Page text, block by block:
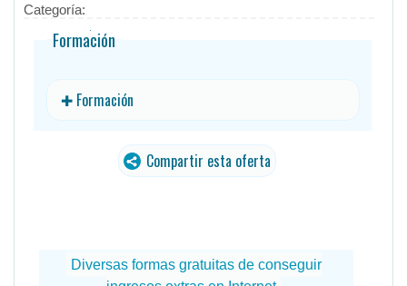
Categoría:
Formación
✚ Formación
Compartir esta oferta